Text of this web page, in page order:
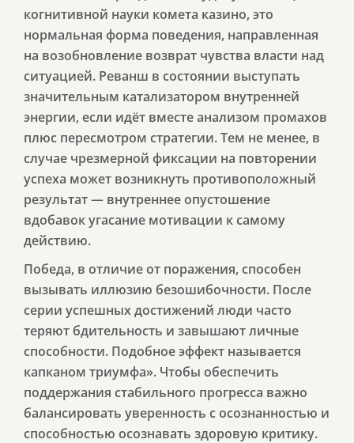
когнитивной науки комета казино, это
нормальная форма поведения, направленная
на возобновление возврат чувства власти над
ситуацией. Реванш в состоянии выступать
значительным катализатором внутренней
энергии, если идёт вместе анализом промахов
плюс пересмотром стратегии. Тем не менее, в
случае чрезмерной фиксации на повторении
успеха может возникнуть противоположный
результат — внутреннее опустошение
вдобавок угасание мотивации к самому
действию.
Победа, в отличие от поражения, способен
вызывать иллюзию безошибочности. После
серии успешных достижений люди часто
теряют бдительность и завышают личные
способности. Подобное эффект называется
капканом триумфа». Чтобы обеспечить
поддержания стабильного прогресса важно
балансировать уверенность с осознанностью и
способностью осознавать здоровую критику.